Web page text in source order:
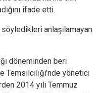
ifade etti.
anlaşılamayan
döneminden beri
Temsilciliği’nde yönetici
2014 yılı Temmuz